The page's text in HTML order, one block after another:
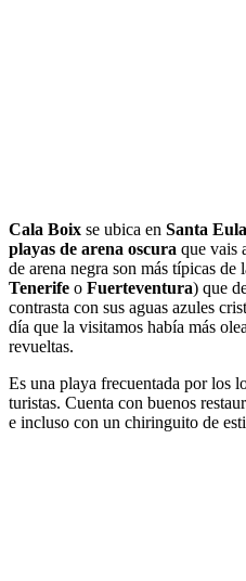
Cala Boix se ubica en Santa
playas de arena oscura que vais
de arena negra son más típicas de
Tenerife o Fuerteventura) que
contrasta con sus aguas azules
día que la visitamos había más
revueltas.
Es una playa frecuentada por los
turistas. Cuenta con buenos
e incluso con un chiringuito de